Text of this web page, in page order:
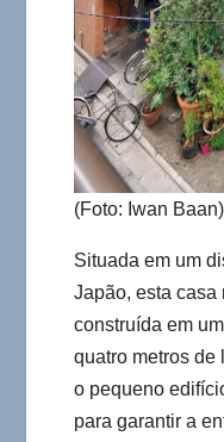
(Foto: Iwan Baan)
Situada em um
Japão, esta casa
construída em
quatro metros de
o pequeno
para garantir a